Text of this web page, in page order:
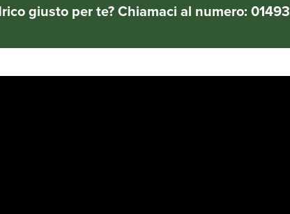
giusto per te? Chiamaci al numero: 01493